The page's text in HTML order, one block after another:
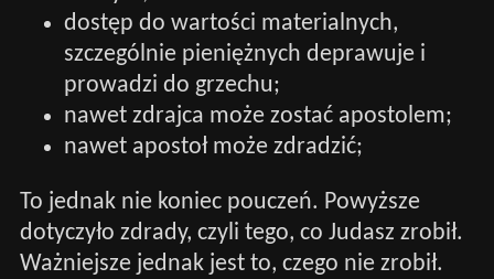
dostęp do wartości materialnych,
szczególnie pieniężnych deprawuje i
prowadzi do grzechu;
nawet zdrajca może zostać apostolem;
nawet apostoł może zdradzić;
To jednak nie koniec pouczeń. Powyższe
dotyczyło zdrady, czyli tego, co Judasz zrobił.
Ważniejsze jednak jest to, czego nie zrobił.